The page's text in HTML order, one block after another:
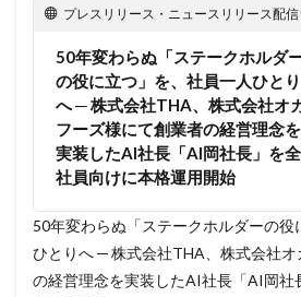
プレスリリース・ニュースリリース配信シ
50年変わらぬ「ステークホルダ
の役に立つ」を、社員一人ひとり
へ ─ 株式会社THA、株式会社オ
フーズ様にて創業者の経営理念を
実装したAI社長「AI岡社長」を全
社員向けに本格運用開始
50年変わらぬ「ステークホルダーの役
ひとりへ ─ 株式会社THA、株式会社
の経営理念を実装したAI社長「AI岡社